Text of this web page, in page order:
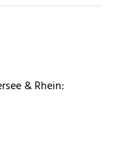
& Rhein:
in einem neuen